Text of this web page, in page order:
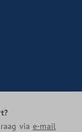
via e-mail